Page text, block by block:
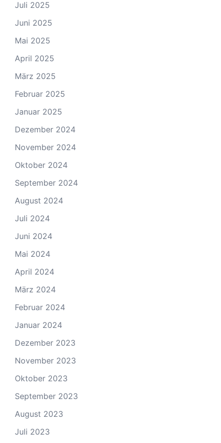
Juli 2025
Juni 2025
Mai 2025
April 2025
März 2025
Februar 2025
Januar 2025
Dezember 2024
November 2024
Oktober 2024
September 2024
August 2024
Juli 2024
Juni 2024
Mai 2024
April 2024
März 2024
Februar 2024
Januar 2024
Dezember 2023
November 2023
Oktober 2023
September 2023
August 2023
Juli 2023